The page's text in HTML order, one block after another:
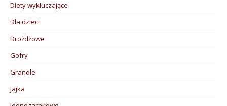
Diety wykluczające
Dla dzieci
Drożdżowe
Gofry
Granole
Jajka